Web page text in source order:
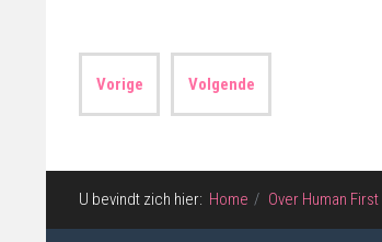
Vorige Volgende
U bevindt zich hier: Home Over Human First